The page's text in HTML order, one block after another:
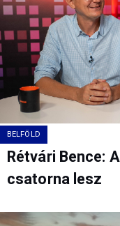
BELFÖLD
Rétvári Bence:
csatorna lesz